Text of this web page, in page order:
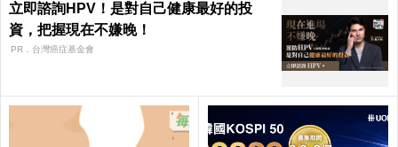
立即諮詢HPV！是對自己健康最好的投
資，把握現在不嫌晚！
PR．台灣癌症基金會